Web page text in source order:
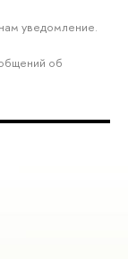
уведомление.
об